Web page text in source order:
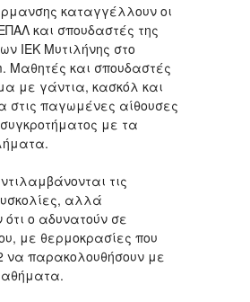
καταγγέλλουν οι
και σπουδαστές της
ΙΕΚ Μυτιλήνης στο
Μαθητές και σπουδαστές
με γάντια, κασκόλ και
στις παγωμένες αίθουσες
με τα
τις
αλλά
ότι ο αδυνατούν σε
με θερμοκρασίες που
να παρακολουθήσουν με